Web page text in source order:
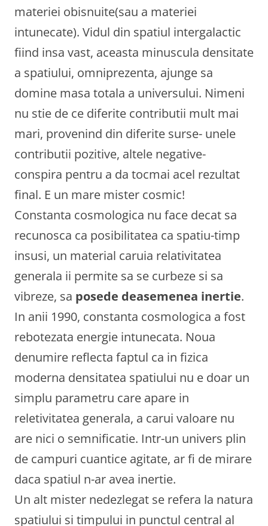
materiei obisnuite(sau a materiei
intunecate). Vidul din spatiul intergalactic
fiind insa vast, aceasta minuscula densitate
a spatiului, omniprezenta, ajunge sa
domine masa totala a universului. Nimeni
nu stie de ce diferite contributii mult mai
mari, provenind din diferite surse- unele
contributii pozitive, altele negative-
conspira pentru a da tocmai acel rezultat
final. E un mare mister cosmic!
Constanta cosmologica nu face decat sa
recunosca ca posibilitatea ca spatiu-timp
insusi, un material caruia relativitatea
generala ii permite sa se curbeze si sa
vibreze, sa posede deasemenea inertie.
In anii 1990, constanta cosmologica a fost
rebotezata energie intunecata. Noua
denumire reflecta faptul ca in fizica
moderna densitatea spatiului nu e doar un
simplu parametru care apare in
reletivitatea generala, a carui valoare nu
are nici o semnificatie. Intr-un univers plin
de campuri cuantice agitate, ar fi de mirare
daca spatiul n-ar avea inertie.
Un alt mister nedezlegat se refera la natura
spatiului si timpului in punctul central al